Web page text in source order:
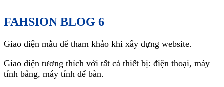
FAHSION BLOG 6
Giao diện mẫu để tham khảo khi xây dựng website.
Giao diện tương thích với tất cả thiết bị: điện thoại, máy
tính bảng, máy tính để bàn.